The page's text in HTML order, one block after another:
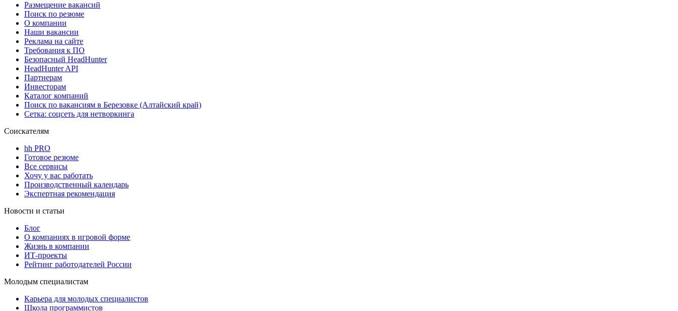
Размещение вакансий
Поиск по резюме
О компании
Наши вакансии
Реклама на сайте
Требования к ПО
Безопасный HeadHunter
HeadHunter API
Партнерам
Инвесторам
Каталог компаний
Поиск по вакансиям в Березовке (Алтайский край)
Сетка: соцсеть для нетворкинга
Соискателям
hh PRO
Готовое резюме
Все сервисы
Хочу у вас работать
Производственный календарь
Экспертная рекомендация
Новости и статьи
Блог
О компаниях в игровой форме
Жизнь в компании
ИТ-проекты
Рейтинг работодателей России
Молодым специалистам
Карьера для молодых специалистов
Школа программистов